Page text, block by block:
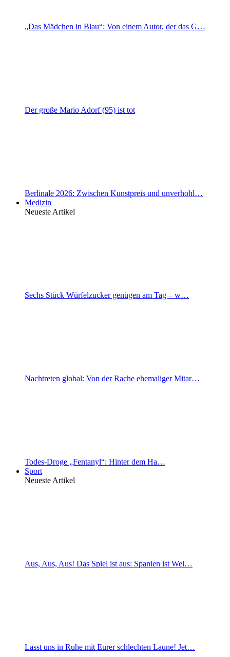
„Das Mädchen in Blau“: Von einem Autor, der das G…
Der große Mario Adorf (95) ist tot
Berlinale 2026: Zwischen Kunstpreis und unverhohl…
Medizin
Neueste Artikel
Sechs Stück Würfelzucker genügen am Tag – w…
Nachtreten global: Von der Rache ehemaliger Mitar…
Todes-Droge „Fentanyl“: Hinter dem Ha…
Sport
Neueste Artikel
Aus, Aus, Aus! Das Spiel ist aus: Spanien ist Wel…
Lasst uns in Ruhe mit Eurer schlechten Laune! Jet…